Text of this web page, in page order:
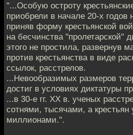
"...Особую остроту
приобрели в начале 20-х годов
приняв форму крестьянской
на бесчинства "пролетарской"
этого не простила, развернув
против крестьянства в виде
ссылок, расстрелов.
...Невообразимых размеров
достиг в условиях диктатуры
...в 30-е гг. ХХ в. ученых
сотнями, тысячами, а
миллионами.".